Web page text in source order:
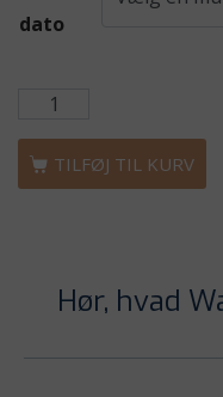
dato
TILFØJ TIL KURV
Hør, hvad